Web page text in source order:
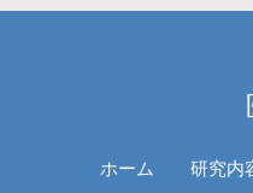
ホーム 研究内